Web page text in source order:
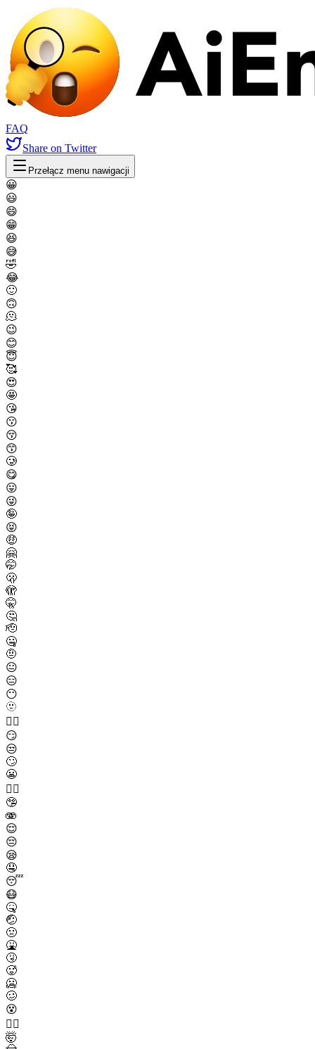
FAQ
Share on Twitter
Przełącz menu nawigacji
😀
😃
😄
😁
😆
😅
🤣
😂
🙂
🙃
🫠
😉
😊
😇
🥰
😍
🤩
😘
😗
😚
😙
🥲
😋
😛
😜
🤪
😝
🤑
🤗
🤭
🫢
🫣
🤫
🤔
🫡
🤐
🤨
😐
😑
😶
🫥
😶‍🌫️
😏
😒
🙄
😬
😮‍💨
🤥
🫨
😌
😔
😪
🤤
😴
😷
🤒
🤕
🤢
🤮
🤧
🥵
🥶
🥴
😵
😵‍💫
🤯